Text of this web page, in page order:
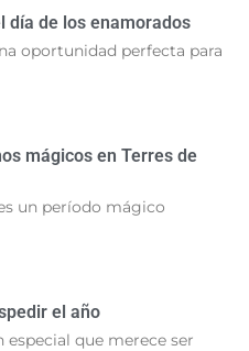
día de los enamorados
oportunidad perfecta para
mágicos en Terres de
un período mágico
el año
especial que merece ser